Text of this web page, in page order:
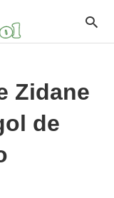
Zidane
de